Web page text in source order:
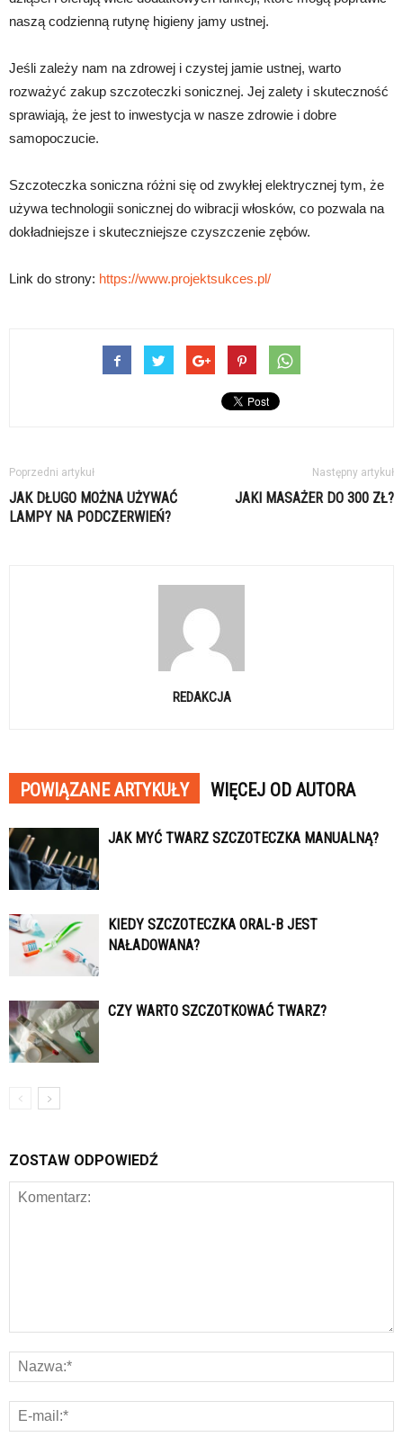
naszą codzienną rutynę higieny jamy ustnej.
Jeśli zależy nam na zdrowej i czystej jamie ustnej, warto
rozważyć zakup szczoteczki sonicznej. Jej zalety i skuteczność
sprawiają, że jest to inwestycja w nasze zdrowie i dobre
samopoczucie.
Szczoteczka soniczna różni się od zwykłej elektrycznej tym, że
używa technologii sonicznej do wibracji włosków, co pozwala na
dokładniejsze i skuteczniejsze czyszczenie zębów.
Link do strony: https://www.projektsukces.pl/
Poprzedni artykuł
JAK DŁUGO MOŻNA UŻYWAĆ
LAMPY NA PODCZERWIEŃ?
Następny artykuł
JAKI MASAŻER DO 300 ZŁ?
REDAKCJA
POWIĄZANE ARTYKUŁY WIĘCEJ OD AUTORA
JAK MYĆ TWARZ SZCZOTECZKA MANUALNĄ?
KIEDY SZCZOTECZKA ORAL-B JEST
NAŁADOWANA?
CZY WARTO SZCZOTKOWAĆ TWARZ?
ZOSTAW ODPOWIEDŹ